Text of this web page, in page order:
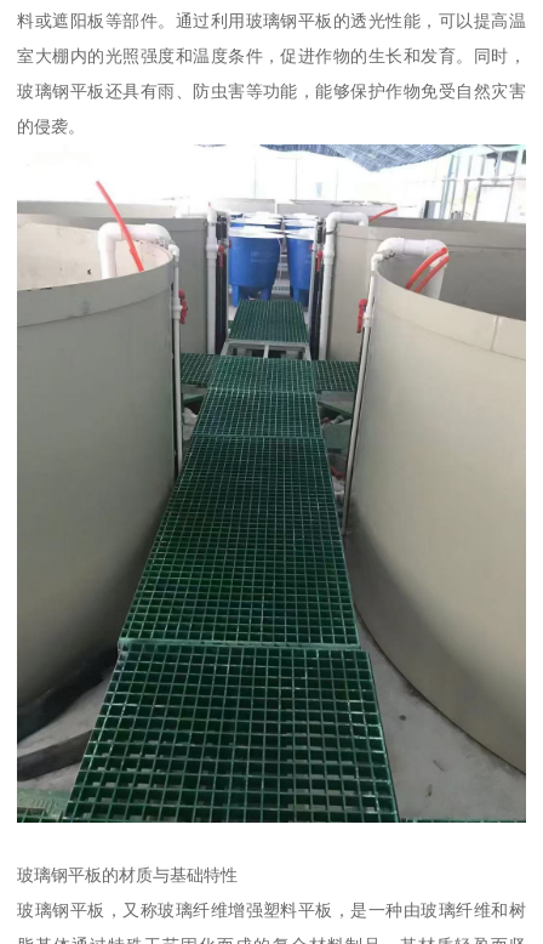
料或遮阳板等部件。通过利用玻璃钢平板的透光性能，可以提高温
室大棚内的光照强度和温度条件，促进作物的生长和发育。同时，
玻璃钢平板还具有雨、防虫害等功能，能够保护作物免受自然灾害
的侵袭。
玻璃钢平板的材质与基础特性
玻璃钢平板，又称玻璃纤维增强塑料平板，是一种由玻璃纤维和树